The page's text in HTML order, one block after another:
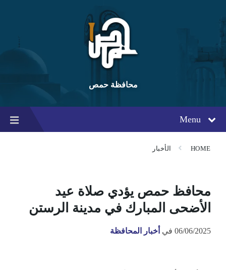
content
main
navigation
footer
محافظة حمص
Menu
HOME الأخبار
محافظ حمص يؤدي صلاة عيد
الأضحى المبارك في مدينة الرستن
06/06/2025 في أخبار المحافظة